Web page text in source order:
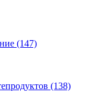
(147)
(138)